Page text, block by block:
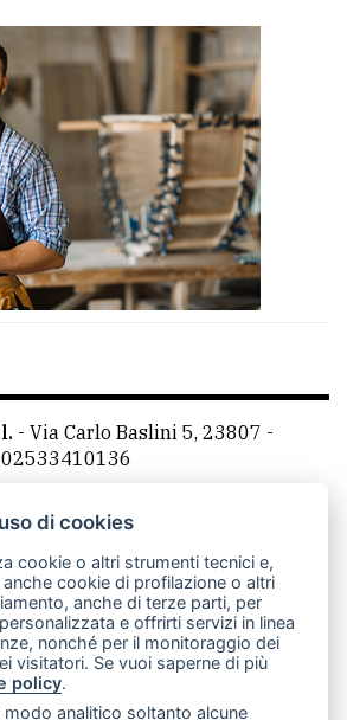
- Via Carlo Baslini 5, 23807 -
02533410136
LeccoOnline
RSS
policy
sui cookie
di cookies
cookie o altri strumenti tecnici e,
cookie di profilazione o altri
anche di terze parti, per
e offrirti servizi in linea
nonché per il monitoraggio dei
visitatori. Se vuoi saperne di più
policy.
modo analitico soltanto alcune